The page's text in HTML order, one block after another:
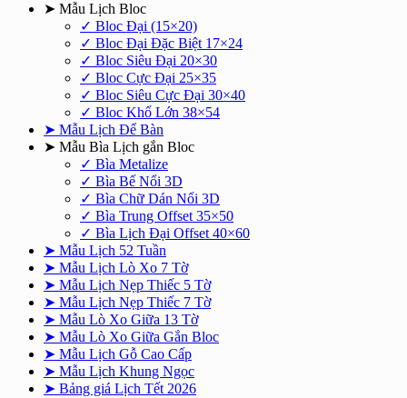
➤ Mẫu Lịch Bloc
✓ Bloc Đại (15×20)
✓ Bloc Đại Đặc Biệt 17×24
✓ Bloc Siêu Đại 20×30
✓ Bloc Cực Đại 25×35
✓ Bloc Siêu Cực Đại 30×40
✓ Bloc Khổ Lớn 38×54
➤ Mẫu Lịch Để Bàn
➤ Mẫu Bìa Lịch gắn Bloc
✓ Bìa Metalize
✓ Bìa Bế Nổi 3D
✓ Bìa Chữ Dán Nổi 3D
✓ Bìa Trung Offset 35×50
✓ Bìa Lịch Đại Offset 40×60
➤ Mẫu Lịch 52 Tuần
➤ Mẫu Lịch Lò Xo 7 Tờ
➤ Mẫu Lịch Nẹp Thiếc 5 Tờ
➤ Mẫu Lịch Nẹp Thiếc 7 Tờ
➤ Mẫu Lò Xo Giữa 13 Tờ
➤ Mẫu Lò Xo Giữa Gắn Bloc
➤ Mẫu Lịch Gỗ Cao Cấp
➤ Mẫu Lịch Khung Ngọc
➤ Bảng giá Lịch Tết 2026